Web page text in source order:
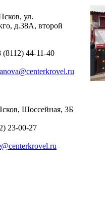
ул.
д.38А, второй
(8112) 44-11-40
Шоссейная, 3Б
23-00-27